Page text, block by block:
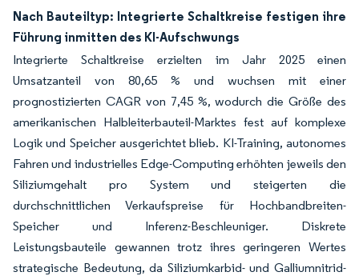
Nach Bauteiltyp: Integrierte Schaltkreise festigen ihre
Führung inmitten des KI-Aufschwungs
Integrierte Schaltkreise erzielten im Jahr 2025 einen
Umsatzanteil von 80,65 % und wuchsen mit einer
prognostizierten CAGR von 7,45 %, wodurch die Größe des
amerikanischen Halbleiterbauteil-Marktes fest auf komplexe
Logik und Speicher ausgerichtet blieb. KI-Training, autonomes
Fahren und industrielles Edge-Computing erhöhten jeweils den
Siliziumgehalt pro System und steigerten die
durchschnittlichen Verkaufspreise für Hochbandbreiten-
Speicher und Inferenz-Beschleuniger. Diskrete
Leistungsbauteile gewannen trotz ihres geringeren Wertes
strategische Bedeutung, da Siliziumkarbid- und Galliumnitrid-